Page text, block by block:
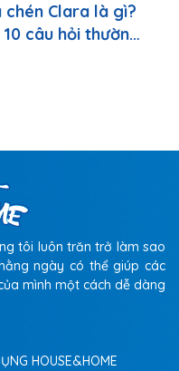
chén Clara là gì?
câu hỏi thường
tôi luôn trăn trở làm sao
ngày có thể giúp các
mình một cách dễ dàng
HOUSE&HOME